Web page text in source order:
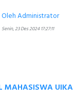
Oleh Administrator
Senin, 23 Des 2024 17:27:11
MAHASISWA UIKA